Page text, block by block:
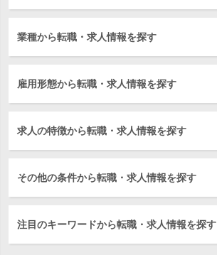
業種から転職・求人情報を探す
雇用形態から転職・求人情報を探す
求人の特徴から転職・求人情報を探す
その他の条件から転職・求人情報を探す
注目のキーワードから転職・求人情報を探す